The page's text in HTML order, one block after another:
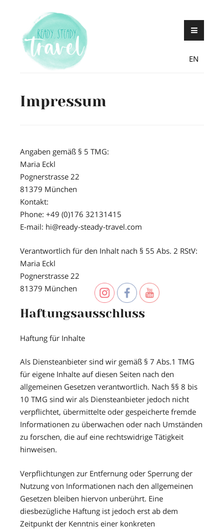
content
EN
Impressum
Angaben gemäß § 5 TMG:
Maria Eckl
Pognerstrasse 22
81379 München
Kontakt:
Phone: +49 (0)176 32131415
E-mail: hi@ready-steady-travel.com
Verantwortlich für den Inhalt nach § 55 Abs. 2 RStV:
Maria Eckl
Pognerstrasse 22
81379 München
Haftungsausschluss
Haftung für Inhalte
Als Diensteanbieter sind wir gemäß § 7 Abs.1 TMG
für eigene Inhalte auf diesen Seiten nach den
allgemeinen Gesetzen verantwortlich. Nach §§ 8 bis
10 TMG sind wir als Diensteanbieter jedoch nicht
verpflichtet, übermittelte oder gespeicherte fremde
Informationen zu überwachen oder nach Umständen
zu forschen, die auf eine rechtswidrige Tätigkeit
hinweisen.
Verpflichtungen zur Entfernung oder Sperrung der
Nutzung von Informationen nach den allgemeinen
Gesetzen bleiben hiervon unberührt. Eine
diesbezügliche Haftung ist jedoch erst ab dem
Zeitpunkt der Kenntnis einer konkreten